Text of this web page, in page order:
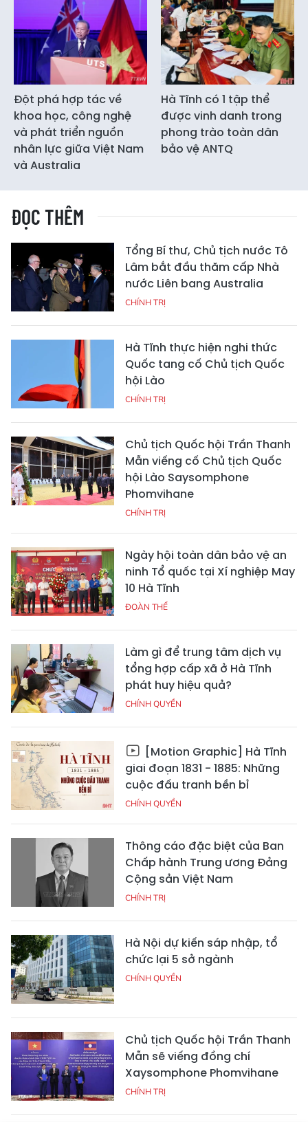
Đột phá hợp tác về
khoa học, công nghệ
và phát triển nguồn
nhân lực giữa Việt Nam
và Australia
Hà Tĩnh có 1 tập thể
được vinh danh trong
phong trào toàn dân
bảo vệ ANTQ
ĐỌC THÊM
Tổng Bí thư, Chủ tịch nước Tô
Lâm bắt đầu thăm cấp Nhà
nước Liên bang Australia
CHÍNH TRỊ
Hà Tĩnh thực hiện nghi thức
Quốc tang cố Chủ tịch Quốc
hội Lào
CHÍNH TRỊ
Chủ tịch Quốc hội Trần Thanh
Mẫn viếng cố Chủ tịch Quốc
hội Lào Saysomphone
Phomvihane
CHÍNH TRỊ
Ngày hội toàn dân bảo vệ an
ninh Tổ quốc tại Xí nghiệp May
10 Hà Tĩnh
ĐOÀN THỂ
Làm gì để trung tâm dịch vụ
tổng hợp cấp xã ở Hà Tĩnh
phát huy hiệu quả?
CHÍNH QUYỀN
[Motion Graphic] Hà Tĩnh
giai đoạn 1831 - 1885: Những
cuộc đấu tranh bền bỉ
CHÍNH QUYỀN
Thông cáo đặc biệt của Ban
Chấp hành Trung ương Đảng
Cộng sản Việt Nam
CHÍNH TRỊ
Hà Nội dự kiến sáp nhập, tổ
chức lại 5 sở ngành
CHÍNH QUYỀN
Chủ tịch Quốc hội Trần Thanh
Mẫn sẽ viếng đồng chí
Xaysomphone Phomvihane
CHÍNH TRỊ